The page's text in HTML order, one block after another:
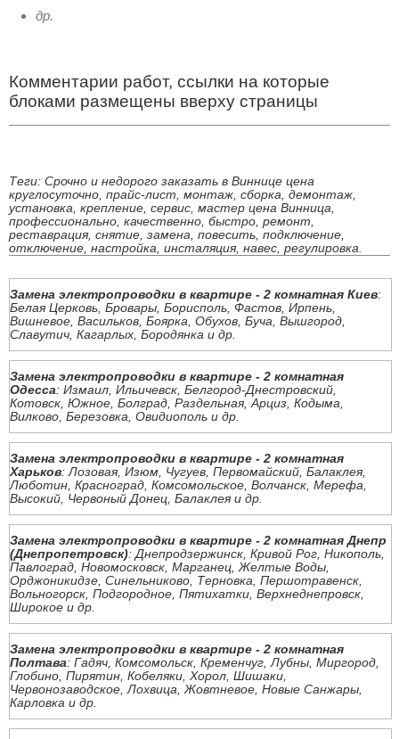
др.
Комментарии работ, ссылки на которые
блоками размещены вверху страницы
Теги: Срочно и недорого заказать в Виннице цена
круглосуточно, прайс-лист, монтаж, сборка, демонтаж,
установка, крепление, сервис, мастер цена Винница,
профессионально, качественно, быстро, ремонт,
реставрация, снятие, замена, повесить, подключение,
отключение, настройка, инсталяция, навес, регулировка.
Замена электропроводки в квартире - 2 комнатная Киев:
Белая Церковь, Бровары, Борисполь, Фастов, Ирпень,
Вишневое, Васильков, Боярка, Обухов, Буча, Вышгород,
Славутич, Кагарлых, Бородянка и др.
Замена электропроводки в квартире - 2 комнатная
Одесса: Измаил, Ильичевск, Белгород-Днестровский,
Котовск, Южное, Болград, Раздельная, Арциз, Кодыма,
Вилково, Березовка, Овидиополь и др.
Замена электропроводки в квартире - 2 комнатная
Харьков: Лозовая, Изюм, Чугуев, Первомайский, Балаклея,
Люботин, Красноград, Комсомольское, Волчанск, Мерефа,
Высокий, Червоный Донец, Балаклея и др.
Замена электропроводки в квартире - 2 комнатная Днепр
(Днепропетровск): Днепродзержинск, Кривой Рог, Никополь,
Павлоград, Новомосковск, Марганец, Желтые Воды,
Орджоникидзе, Синельниково, Терновка, Першотравенск,
Вольногорск, Подгородное, Пятихатки, Верхнеднепровск,
Широкое и др.
Замена электропроводки в квартире - 2 комнатная
Полтава: Гадяч, Комсомольск, Кременчуг, Лубны, Миргород,
Глобино, Пирятин, Кобеляки, Хорол, Шишаки,
Червонозаводское, Лохвица, Жовтневое, Новые Санжары,
Карловка и др.